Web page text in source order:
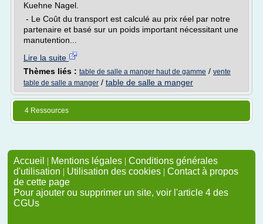
Kuehne Nagel.
- Le Coût du transport est calculé au prix réel par notre
partenaire et basé sur un poids important nécessitant une
manutention...
Lire la suite
Thèmes liés : table de salle a manger haut de gamme / vente
table de salle a manger / table de salle a manger
4 Ressources
Accueil | Mentions légales | Conditions générales
d'utilisation | Utilisation des cookies | Contact à propos
de cette page
Pour ajouter ou supprimer un site, voir l'article 4 des
CGUs